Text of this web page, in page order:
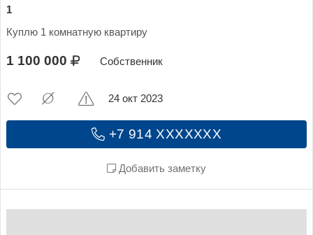
1
Куплю 1 комнатную квартиру
1 100 000 Собственник
+7 914 XXXXXXX
Добавить заметку
24 окт 2023